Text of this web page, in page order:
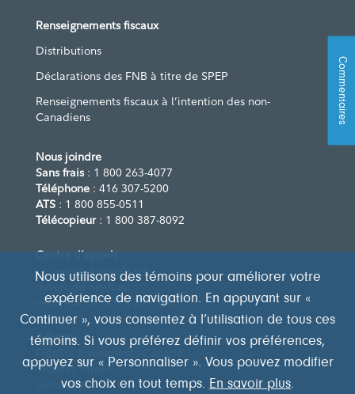
Renseignements fiscaux
Distributions
Déclarations des FNB à titre de SPEP
Renseignements fiscaux à l’intention des non-
Canadiens
Nous joindre
Sans frais: 1 800 263-4077
Téléphone : 416 307-5200
ATS : 1 800 855-0511
Télécopieur: 1 800 387-8092
Centre d’appels
Le centre d’appels est
vendredi, de 8 h à 20 h (HE)
Adresse
Fidelity Investments Canada
483 Bay Street
Suite 300
Nous utilisons des témoins pour améliorer votre
expérience de navigation. En appuyant sur «
Continuer », vous consentez à l’utilisation de tous ces
témoins. Si vous préférez définir vos préférences,
appuyez sur « Personnaliser ». Vous pouvez modifier
vos choix en tout temps. En savoir plus.
Commentaires